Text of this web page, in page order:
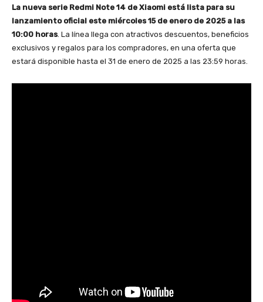
La nueva serie Redmi Note 14 de Xiaomi está lista para su
lanzamiento oficial este miércoles 15 de enero de 2025 a las
10:00 horas. La línea llega con atractivos descuentos, beneficios
exclusivos y regalos para los compradores, en una oferta que
estará disponible hasta el 31 de enero de 2025 a las 23:59 horas.